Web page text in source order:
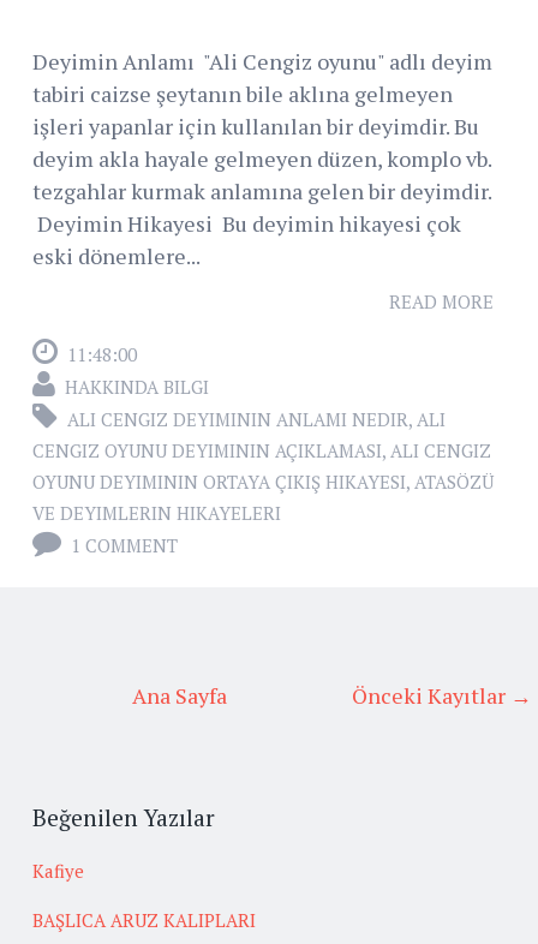
Deyimin Anlamı "Ali Cengiz oyunu" adlı deyim
tabiri caizse şeytanın bile aklına gelmeyen
işleri yapanlar için kullanılan bir deyimdir. Bu
deyim akla hayale gelmeyen düzen, komplo vb.
tezgahlar kurmak anlamına gelen bir deyimdir.
Deyimin Hikayesi Bu deyimin hikayesi çok
eski dönemlere...
READ MORE
11:48:00
HAKKINDA BILGI
ALI CENGIZ DEYIMININ ANLAMI NEDIR, ALI
CENGIZ OYUNU DEYIMININ AÇIKLAMASI, ALI CENGIZ
OYUNU DEYIMININ ORTAYA ÇIKIŞ HIKAYESI, ATASÖZÜ
VE DEYIMLERIN HIKAYELERI
1 COMMENT
Önceki Kayıtlar →
Ana Sayfa
Beğenilen Yazılar
Kafiye
BAŞLICA ARUZ KALIPLARI